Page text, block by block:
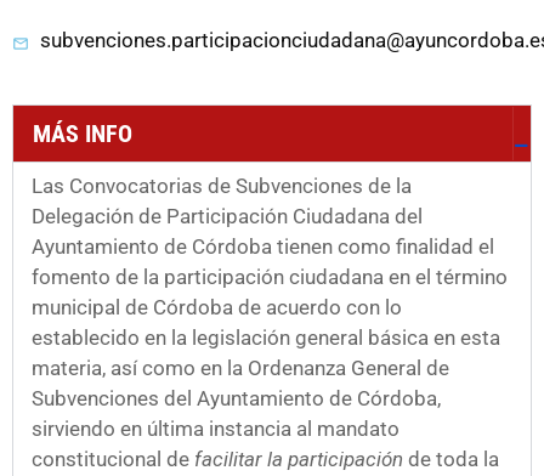
MÁS INFO
Las Convocatorias de Subvenciones de la
Delegación de Participación Ciudadana del
Ayuntamiento de Córdoba tienen como finalidad el
fomento de la participación ciudadana en el término
municipal de Córdoba de acuerdo con lo
establecido en la legislación general básica en esta
materia, así como en la Ordenanza General de
Subvenciones del Ayuntamiento de Córdoba,
sirviendo en última instancia al mandato
constitucional de facilitar la participación de toda la